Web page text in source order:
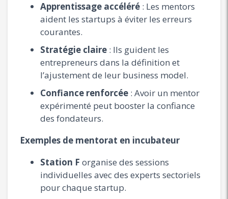
Apprentissage accéléré : Les mentors
aident les startups à éviter les erreurs
courantes.
Stratégie claire : Ils guident les
entrepreneurs dans la définition et
l’ajustement de leur business model.
Confiance renforcée : Avoir un mentor
expérimenté peut booster la confiance
des fondateurs.
Exemples de mentorat en incubateur
Station F organise des sessions
individuelles avec des experts sectoriels
pour chaque startup.